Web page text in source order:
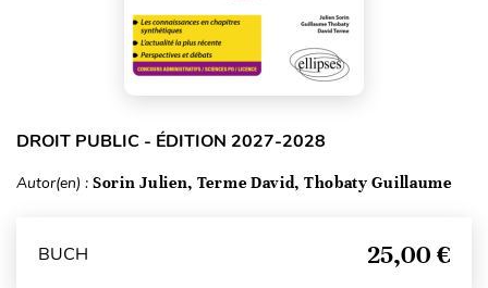
DROIT PUBLIC - ÉDITION 2027-2028
Autor(en) : Sorin Julien, Terme David, Thobaty Guillaume
BUCH 25,00 €